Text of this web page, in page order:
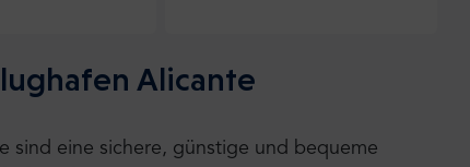
Alicante
sind eine sichere, günstige und bequeme